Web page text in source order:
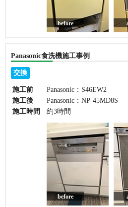
before
Panasonic食洗機施工事例
交換
施工前
Panasonic：S46EW2
施工後
Panasonic：NP-45MD8S
施工時間
約3時間
before